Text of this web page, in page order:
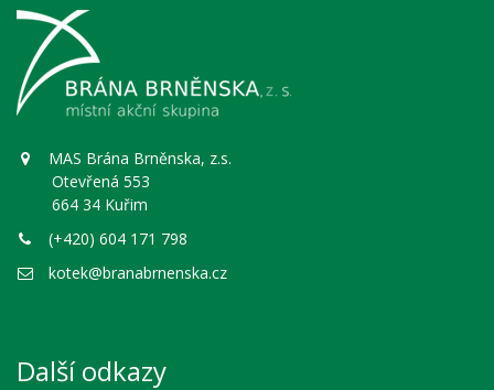
MAS Brána Brněnska, z.s.
Otevřená 553
664 34 Kuřim
(+420) 604 171 798
kotek@branabrnenska.cz
Další odkazy